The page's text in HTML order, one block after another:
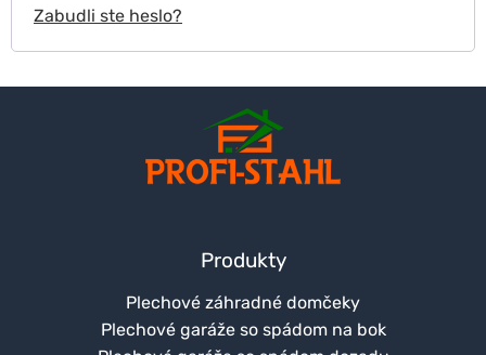
Zabudli ste heslo?
Produkty
Plechové záhradné domčeky
Plechové garáže so spádom na bok